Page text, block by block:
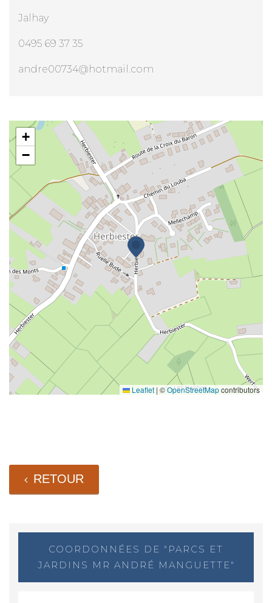
Jalhay
0495 69 37 35
andre00734@hotmail.com
Parcs et Jardins Mr André Manguette
+
−
Leaflet | ©OpenStreetMapcontributors
RETOUR
COORDONNÉES DE "PARCS ET
JARDINS MR ANDRÉ MANGUETTE"